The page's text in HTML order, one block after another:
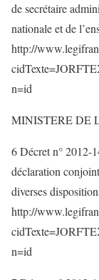
de secrétaire
nationale et de
http://
n=id
MINISTERE DE
6 Décret n° 2012-
déclaration
diverses
http://
n=id